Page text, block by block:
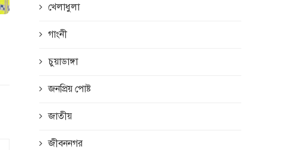
খেলাধুলা
গাংনী
চুয়াডাঙ্গা
জনপ্রিয় পোষ্ট
জাতীয়
জীবননগর